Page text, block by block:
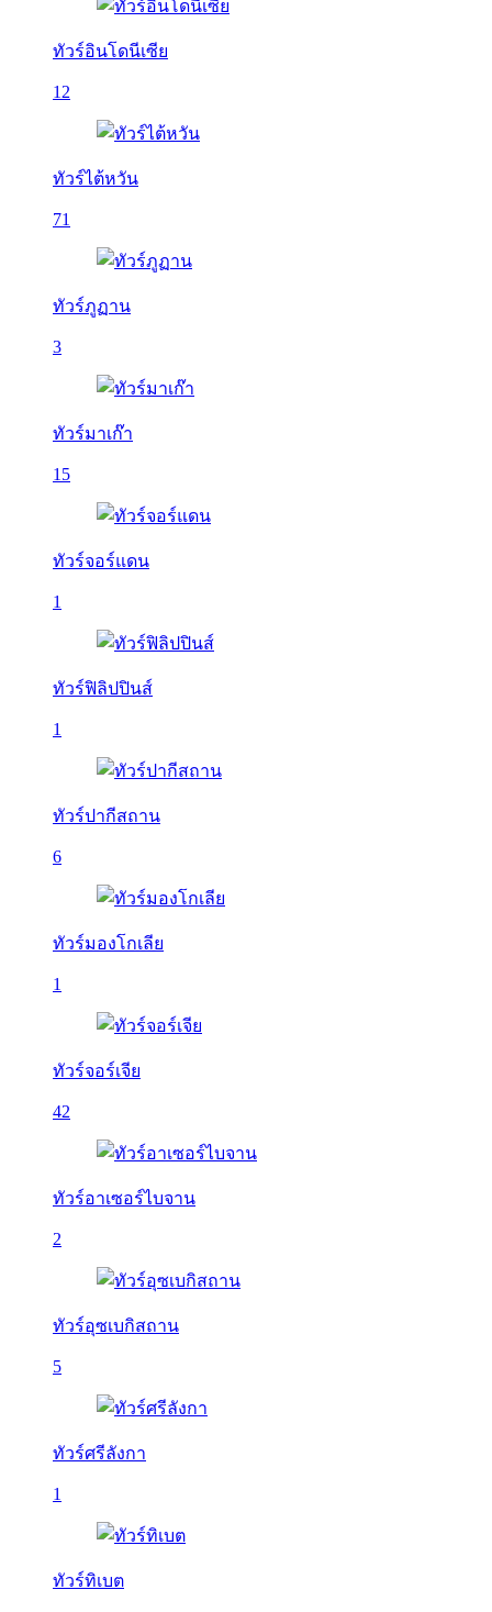
ทัวร์อินโดนีเซีย
12
ทัวร์ไต้หวัน
71
ทัวร์ภูฏาน
3
ทัวร์มาเก๊า
15
ทัวร์จอร์แดน
1
ทัวร์ฟิลิปปินส์
1
ทัวร์ปากีสถาน
6
ทัวร์มองโกเลีย
1
ทัวร์จอร์เจีย
42
ทัวร์อาเซอร์ไบจาน
2
ทัวร์อุซเบกิสถาน
5
ทัวร์ศรีลังกา
1
ทัวร์ทิเบต